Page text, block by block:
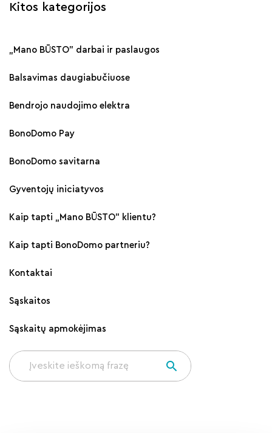
Kitos kategorijos
„Mano BŪSTO" darbai ir paslaugos
Balsavimas daugiabučiuose
Bendrojo naudojimo elektra
BonoDomo Pay
BonoDomo savitarna
Gyventojų iniciatyvos
Kaip tapti „Mano BŪSTO" klientu?
Kaip tapti BonoDomo partneriu?
Kontaktai
Sąskaitos
Sąskaitų apmokėjimas